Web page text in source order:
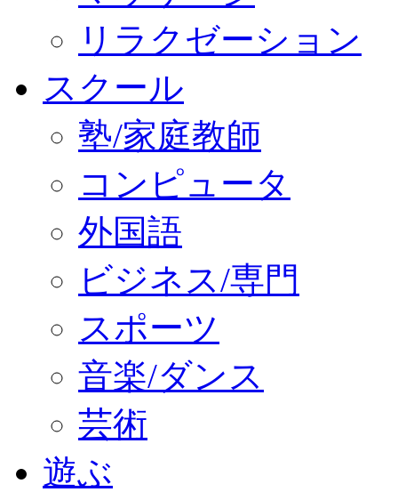
リラクゼーション
スクール
塾/家庭教師
コンピュータ
外国語
ビジネス/専門
スポーツ
音楽/ダンス
芸術
遊ぶ